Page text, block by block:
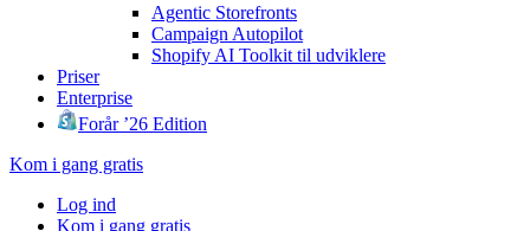
Agentic Storefronts
Campaign Autopilot
Shopify AI Toolkit til udviklere
Priser
Enterprise
Forår ’26 Edition
Kom i gang gratis
Log ind
Kom i gang gratis